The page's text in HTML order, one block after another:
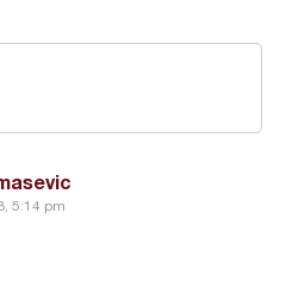
5:14 pm